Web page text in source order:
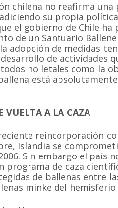
chilena no reafirma
su propia
el gobierno de Chile
de un Santuario
adopción de medidas
de actividades
no letales como la
está
VUELTA A LA CAZA
reincorporación
Islandia se
Sin embargo el país
programa de caza
de ballenas entre
minke del